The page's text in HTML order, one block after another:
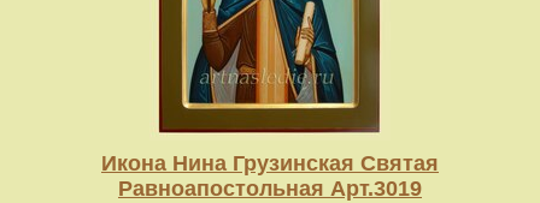
Икона Нина Грузинская Святая
Равноапостольная Арт.3019